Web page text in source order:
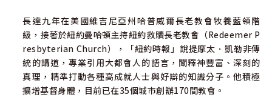
解非基督徒對基督教信仰的疑慮，進而以嚴謹的文章與之討
論，去闡明基督教信仰的真理。」
台灣淡水竹圍基督教會主任牧師呂代豪 ：「現今的時代需要
這本傑出著作所傳遞的信息，使徘徊在人生十字路口的靈魂
可以獲得指點。」
長達九年在美國維吉尼亞州哈普威爾長老教會牧養藍領階
級，接著於紐約曼哈頓主持紐約救贖長老教會（Redeemer P
resbyterian Church），「紐約時報」說提摩太．凱勒非傳
統的講道，專業引用大都會人的語言，闡釋神豐富、深刻的
真理，精準打動各種高成就人士與好辯的知識分子。他積極
擴增基督身體，目前已在35個城市創辦170間教會。